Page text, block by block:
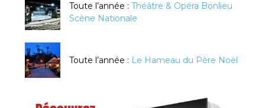
Toute l’année : Théâtre & Opéra Bonlieu
Scène Nationale
Toute l’année : Le Hameau du Père Noël